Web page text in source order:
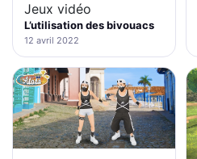
Jeux vidéo
L’utilisation des bivouacs
12 avril 2022